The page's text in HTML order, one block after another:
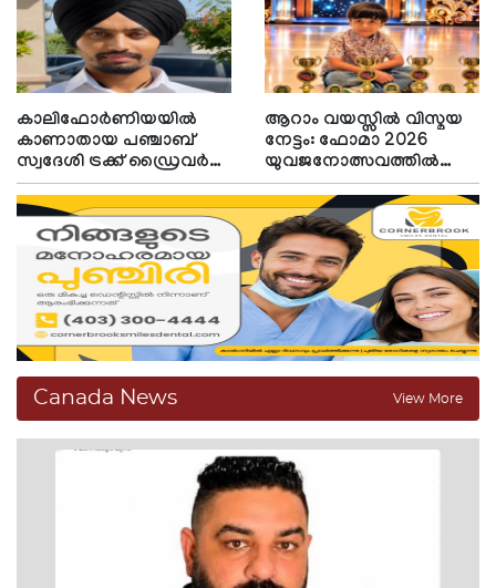
കൗണ്‍സില്‍ ഓഫ് ഇന്ത്യ
റിപ്പോര്‍ട്ട്
കാലിഫോര്‍ണിയയില്‍
കാണാതായ പഞ്ചാബ്
സ്വദേശി ട്രക്ക് ഡ്രൈവര്‍
വെടിയേറ്റ് കൊല്ലപ്പെട്ട
നിലയില്‍
ആറാം വയസ്സില്‍ വിസ്മയ
നേട്ടം: ഫോമാ 2026
യുവജനോത്സവത്തില്‍
തിളങ്ങി സെയ്ഡന്‍
സിദ്ദിഖ്
Canada News View More